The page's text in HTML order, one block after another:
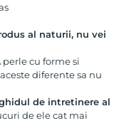
al naturii, nu vei
cu forme si
diferente sa nu
de intretinere al
de ele cat mai